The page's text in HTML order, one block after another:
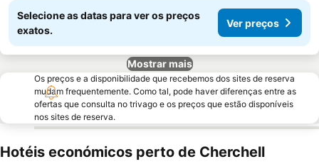
Selecione as datas para ver os preços
exatos.
Ver preços
Mostrar mais
Os preços e a disponibilidade que recebemos dos sites de reserva
mudam frequentemente. Como tal, pode haver diferenças entre as
ofertas que consulta no trivago e os preços que estão disponíveis
nos sites de reserva.
Hotéis económicos perto de Cherchell